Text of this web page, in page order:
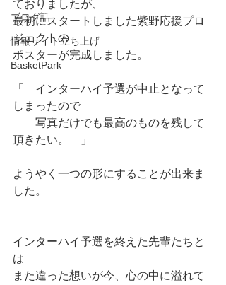
ブログ話
情報サイト立ち上げ
BasketPark
ておりましたが、
最初にスタートしました紫野応援プロ
ジェクトの
ポスターが完成しました。
「　インターハイ予選が中止となって
しまったので
写真だけでも最高のものを残して
頂きたい。　」
ようやく一つの形にすることが出来ま
した。
インターハイ予選を終えた先輩たちと
は
また違った想いが今、心の中に溢れて